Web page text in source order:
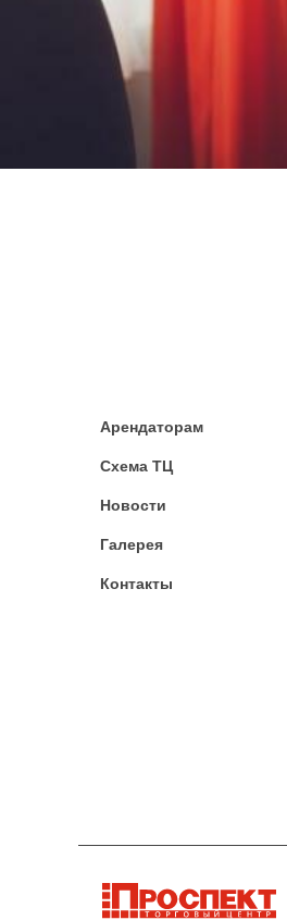
Арендаторам
Схема ТЦ
Новости
Галерея
Контакты